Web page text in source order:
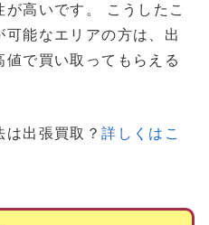
高いです。 こうしたこ
能なエリアの方は、出
で買い取ってもらえる
は出張買取？詳しくはこ